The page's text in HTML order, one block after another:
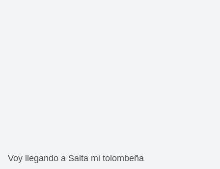
Voy llegando a Salta mi tolombeña